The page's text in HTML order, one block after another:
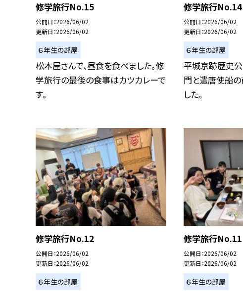
修学旅行No.15
公開日 2026/06/02
更新日 2026/06/02
６年生の部屋
松本屋さんで、昼食を食べました。修
学旅行の最後の食事はカツカレーで
す。
修学旅行No.14
公開日 2026/06/02
更新日 2026/06/02
６年生の部屋
平城京跡歴史公
門と遣唐使船
した。
修学旅行No.12
公開日 2026/06/02
更新日 2026/06/02
６年生の部屋
修学旅行No.11
公開日 2026/06/02
更新日 2026/06/02
６年生の部屋